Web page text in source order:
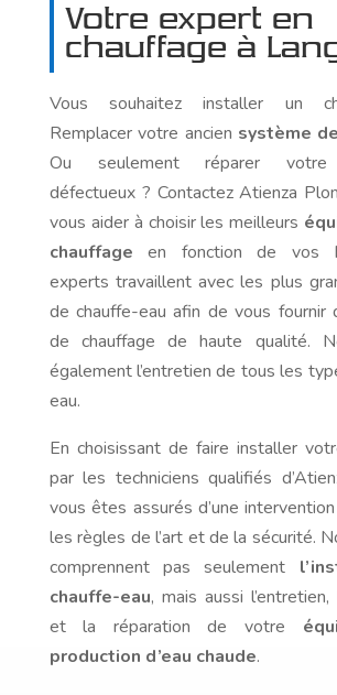
Votre expert en
chauffage à
Vous souhaitez installer un
Remplacer votre ancien système
Ou seulement réparer votre
défectueux ? Contactez Atienza
vous aider à choisir les meilleurs
chauffage en fonction de vos
experts travaillent avec les plus
de chauffe-eau afin de vous fournir
de chauffage de haute qualité.
également l’entretien de tous les
eau.
En choisissant de faire installer
par les techniciens qualifiés
vous êtes assurés d’une
les règles de l’art et de la sécurité.
comprennent pas seulement
chauffe-eau, mais aussi
et la réparation de votre
production d’eau chaude.